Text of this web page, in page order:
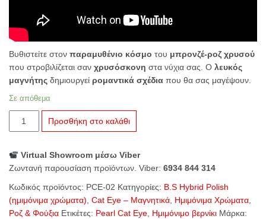
Βυθιστείτε στον παραμυθένιο κόσμο του μπρονζέ-ροζ χρυσού
που στροβιλίζεται σαν χρυσόσκονη στα νύχια σας. Ο λευκός
μαγνήτης δημιουργεί ρομαντικά σχέδια που θα σας μαγέψουν.
Σε απόθεμα
B.S.
Hybrid
Pearl
Cat
02
Προσθήκη στο καλάθι
Virtual Showroom μέσω Viber
Ζωντανή παρουσίαση προϊόντων. Viber: 6934 844 314
Κωδικός προϊόντος: PCE-02 Κατηγορίες: B.S Hybrid Polish
(ημιμόνιμα χρώματα) Cat Eye – Μαγνητικά Ημιμόνιμα Χρώματα
Ροζ & Φούξια Ετικέτες: Pearl Cat Eye Ημιμόνιμο βερνίκι Μάρκα: